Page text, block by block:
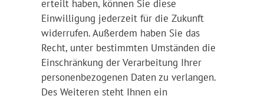
erteilt haben, können Sie diese
Einwilligung jederzeit für die Zukunft
widerrufen. Außerdem haben Sie das
Recht, unter bestimmten Umständen die
Einschränkung der Verarbeitung Ihrer
personenbezogenen Daten zu verlangen.
Des Weiteren steht Ihnen ein